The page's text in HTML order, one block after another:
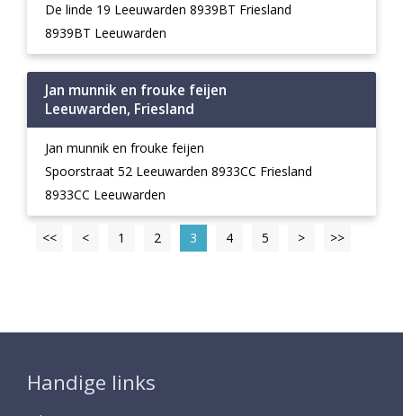
De linde 19 Leeuwarden 8939BT Friesland
8939BT Leeuwarden
Jan munnik en frouke feijen
Leeuwarden, Friesland
Jan munnik en frouke feijen
Spoorstraat 52 Leeuwarden 8933CC Friesland
8933CC Leeuwarden
<< < 1 2 3 4 5 > >>
Handige links